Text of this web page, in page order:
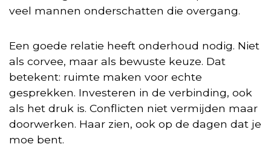
veel mannen onderschatten die overgang.
Een goede relatie heeft onderhoud nodig. Niet
als corvee, maar als bewuste keuze. Dat
betekent: ruimte maken voor echte
gesprekken. Investeren in de verbinding, ook
als het druk is. Conflicten niet vermijden maar
doorwerken. Haar zien, ook op de dagen dat je
moe bent.